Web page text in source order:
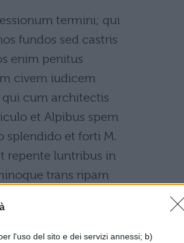
l'uso del sito e dei servizi annessi; b)
termini; qui
fundos sed castris
enim penitus
civem iudicem
qui cum architectis
et Alpibus spem
splendido et forti M.
repente luntribus in
trans ripam